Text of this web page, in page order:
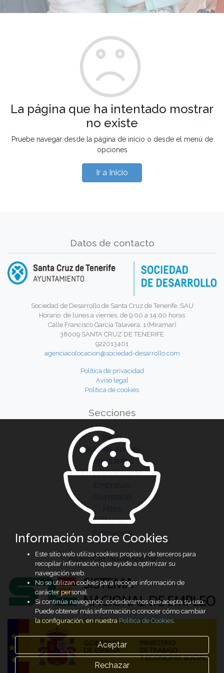
La página que ha intentado mostrar
no existe
Pruebe navegar desde la página de inicio o desde el menú de
opciones
Ir a Inicio
Datos de contacto
Sociedad de Desarrollo de Santa Cruz de Tenerife, SAU
Horario: de lunes a viernes, de 9:00 a 14:00 horas
Calle Francisco García Talavera, 1 (Miramar)
38009 SANTA CRUZ DE TENERIFE
922013401
agenciacolocacion@sociedad-desarrollo.com
Política de privacidad
Aviso legal
Política de cookies
Secciones
Inicio
Quiénes somos
Solicitantes
Emprendimiento
Empresas
Alumnado
Hitos
Ofertas
Formación
Agencia autorizada
Información sobre Cookies
Este sitio web utiliza cookies propias y de terceros para
recopilar información que ayude a optimizar su
navegación web.
No se utilizan cookies para recoger información de
carácter personal.
Si continúa navegando, consideramos que acepta su uso.
Puede obtener más información o conocer cómo cambiar
la configuración, en nuestraPolítica de Cookies.
Aceptar
Rechazar